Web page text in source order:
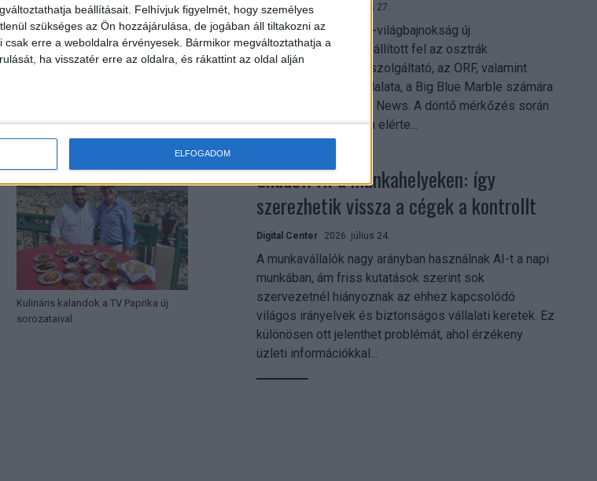
beállításait. Felhívjuk figyelmét, hogy személyes
szükséges az Ön hozzájárulása, de jogában áll tiltakozni az
erre a weboldalra érvényesek. Bármikor megváltoztathatja a
ha visszatér erre az oldalra, és rákattint az oldal alján
ELFOGADOM
Következő cikk
Kulináris kalandok a TV Paprika új
sorozataival
Digital Center 2026. július 27.
A 2026-os labdarúgó-világbajnokság új
streamingrekordokat állított fel az osztrák
közszolgálati műsorszolgáltató, az ORF, valamint
technológiai leányvállalata, a Big Blue Marble számára
– írja a Broadband TV News. A döntő mérkőzés során
az átlagos nézőszám elérte...
Shadow AI a munkahelyeken: így
szerezhetik vissza a cégek a kontrollt
Digital Center 2026. július 24.
A munkavállalók nagy arányban használnak AI-t a napi
munkában, ám friss kutatások szerint sok
szervezetnél hiányoznak az ehhez kapcsolódó
világos irányelvek és biztonságos vállalati keretek. Ez
különösen ott jelenthet problémát, ahol érzékeny
üzleti információkkal...